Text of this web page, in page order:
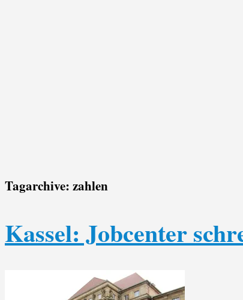
Tagarchive: zahlen
Kassel: Jobcenter